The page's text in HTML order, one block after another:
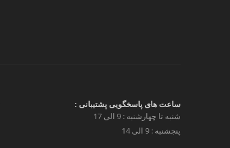
ساعت های پاسخگویی پشتیبانی :
شنبه تا چهارشنبه : 9 الی 17
پنجشنبه : 9 الی 14